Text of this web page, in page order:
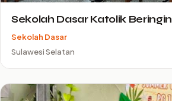
Sekolah Dasar Katolik Beringin
Sekolah Dasar
Sulawesi Selatan